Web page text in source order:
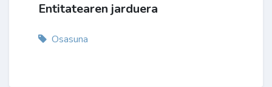
Entitatearen jarduera
Osasuna